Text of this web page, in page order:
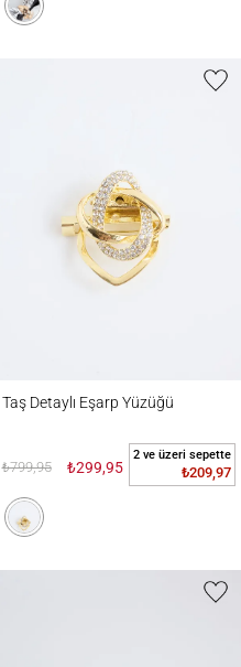
Taş Detaylı Eşarp Yüzüğü
₺799,95 ₺299,95
2 ve üzeri sepette
₺209,97